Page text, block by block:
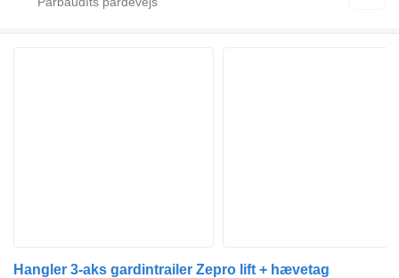
Hangler 3-aks gardintrailer Zepro lift + hævetag